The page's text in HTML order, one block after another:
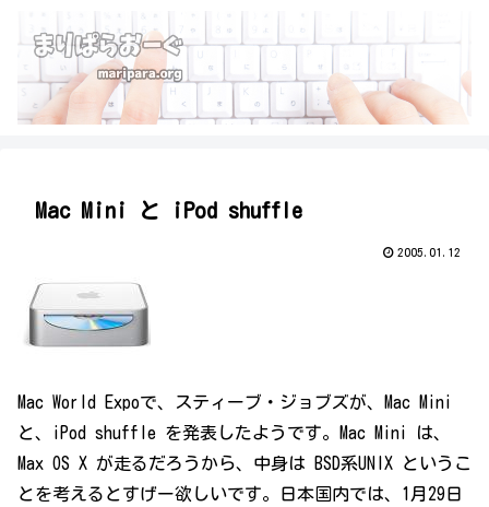
Mac Mini と iPod shuffle
2005.01.12
Mac World Expoで、スティーブ・ジョブズが、Mac Mini
と、iPod shuffle を発表したようです。Mac Mini は、
Max OS X が走るだろうから、中身は BSD系UNIX というこ
とを考えるとすげー欲しいです。日本国内では、1月29日